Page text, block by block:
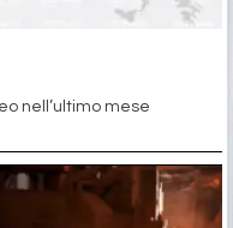
nell’ultimo mese